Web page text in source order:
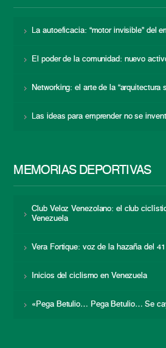
La autoeficacia: “motor invisible” del
El poder de la comunidad: nuevo
Networking: el arte de la “arquitectura
Las ideas para emprender no se
MEMORIAS DEPORTIVAS
Club Veloz Venezolano: el club
Venezuela
Vera Fortique: voz de la hazaña del 41
Inicios del ciclismo en Venezuela
«Pega Betulio… Pega Betulio… Se